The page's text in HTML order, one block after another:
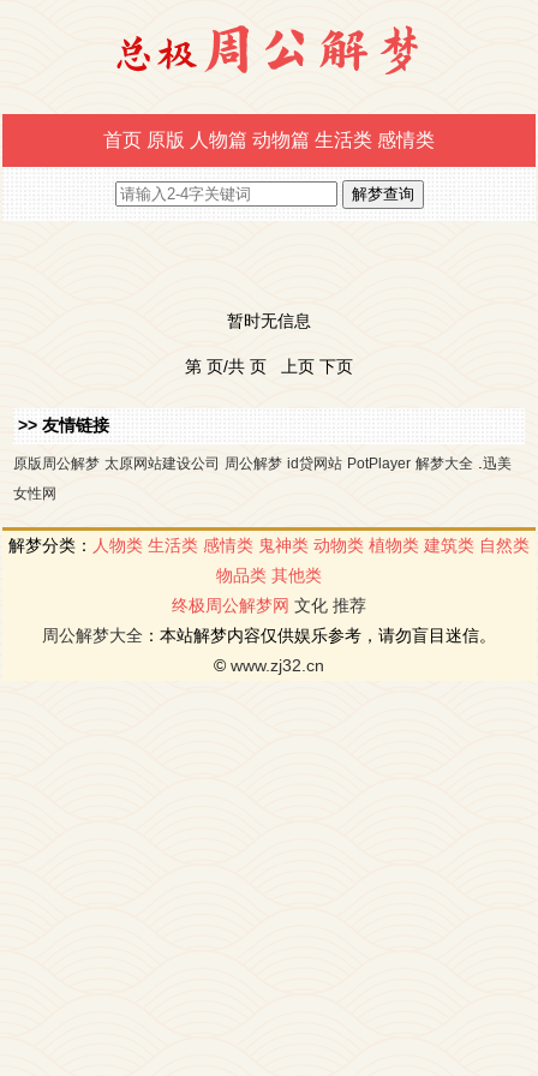
首页 原版 人物篇 动物篇 生活类 感情类
暂时无信息
第 页/共 页 上页 下页
>> 友情链接
原版周公解梦 太原网站建设公司 周公解梦 id贷网站 PotPlayer 解梦大全
迅美
女性网
解梦分类： 人物类 生活类 感情类 鬼神类 动物类 植物类 建筑类 自然类
物品类 其他类
终极周公解梦网 文化 推荐
周公解梦大全 ：本站解梦内容仅供娱乐参考，请勿盲目迷信。
© www.zj32.cn